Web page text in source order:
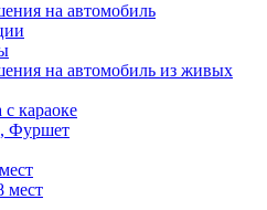
на автомобиль
на автомобиль из живых
караоке
Фуршет
мест